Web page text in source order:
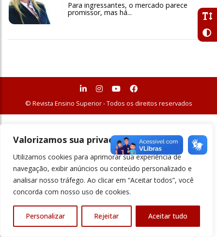
Valorizamos sua privacidade
Utilizamos cookies para aprimorar sua experiência de
navegação, exibir anúncios ou conteúdo personalizado e
analisar nosso tráfego. Ao clicar em “Aceitar todos”, você
concorda com nosso uso de cookies.
Personalizar Rejeitar Aceitar tudo
Para ingressantes, o mercado parece
promissor, mas há...
© Revista Ensino Superior - Todos os direitos reservados